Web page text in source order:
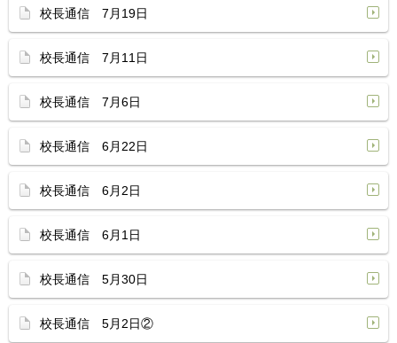
校長通信 7月19日
校長通信 7月11日
校長通信 7月6日
校長通信 6月22日
校長通信 6月2日
校長通信 6月1日
校長通信 5月30日
校長通信 5月2日②